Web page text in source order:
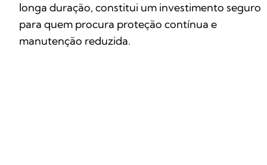
longa duração, constitui um investimento seguro
para quem procura proteção contínua e
manutenção reduzida.